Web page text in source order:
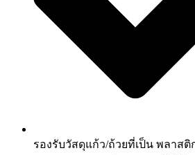
รองรับวัสดุแก้ว/ถ้วยที่เป็น พลาสติก